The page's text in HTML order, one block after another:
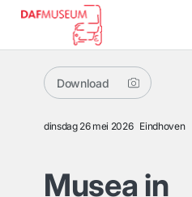
Download
dinsdag 26 mei 2026 Eindhoven
Musea in